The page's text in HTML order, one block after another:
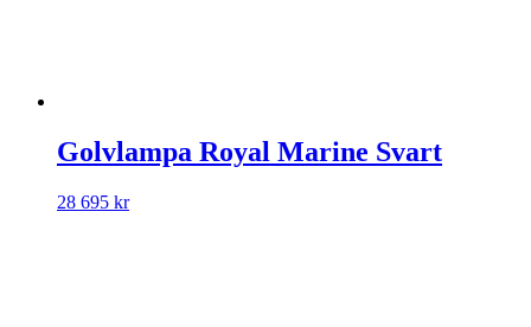
Golvlampa Royal Marine Svart
28 695 kr